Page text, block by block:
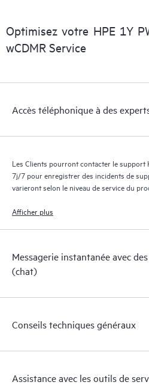
Optimisez votre HPE 1Y
wCDMR Service
Accès téléphonique à des
Les Clients pourront contacter le support
7j/7 pour enregistrer des incidents de
varieront selon le niveau de service du
Afficher plus
Messagerie instantanée avec
(chat)
Conseils techniques généraux
Assistance avec les outils de